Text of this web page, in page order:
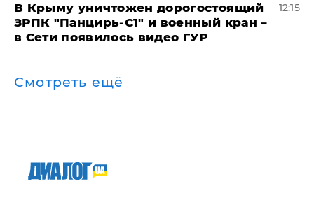
В Крыму уничтожен дорогостоящий
ЗРПК "Панцирь-С1" и военный кран –
в Сети появилось видео ГУР
12:15
Смотреть ещё